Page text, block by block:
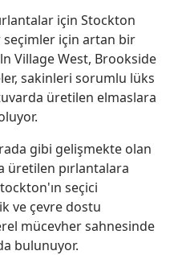
için Stockton
seçimler için artan bir
Village West, Brookside
sakinleri sorumlu lüks
üretilen elmaslara
gibi gelişmekte olan
üretilen pırlantalara
seçici
ve çevre dostu
mücevher sahnesinde
bulunuyor.